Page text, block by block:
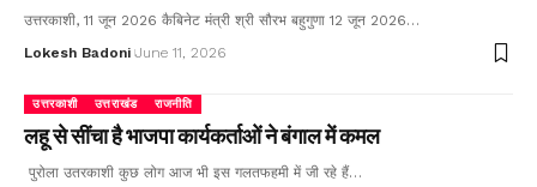
उत्तरकाशी, 11 जून 2026 कैबिनेट मंत्री श्री सौरभ बहुगुणा 12 जून 2026…
Lokesh Badoni June 11, 2026
उत्तरकाशी उत्तराखंड राजनीति
लहू से सींचा है भाजपा कार्यकर्ताओं ने बंगाल में कमल
पुरोला उतरकाशी कुछ लोग आज भी इस गलतफहमी में जी रहे हैं…